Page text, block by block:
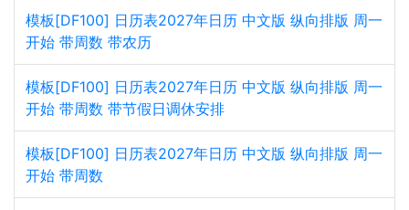
模板[DF100] 日历表2027年日历 中文版 纵向排版 周一
开始 带周数 带农历
模板[DF100] 日历表2027年日历 中文版 纵向排版 周一
开始 带周数 带节假日调休安排
模板[DF100] 日历表2027年日历 中文版 纵向排版 周一
开始 带周数